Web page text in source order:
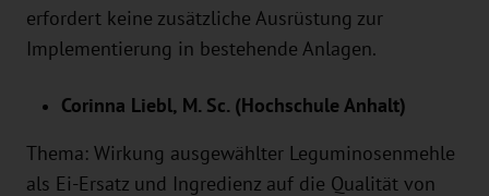
erfordert keine zusätzliche Ausrüstung zur
Implementierung in bestehende Anlagen.
Corinna Liebl, M. Sc. (Hochschule Anhalt)
Thema: Wirkung ausgewählter Leguminosenmehle
als Ei-Ersatz und Ingredienz auf die Qualität von